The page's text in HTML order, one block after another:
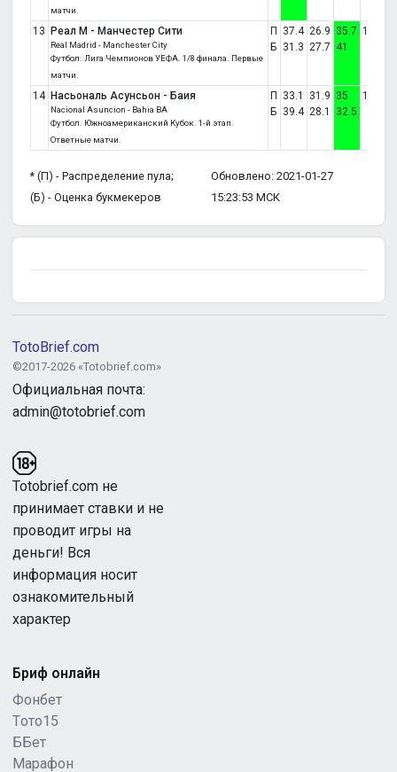
матчи.
13 Реал М - Манчестер Сити
Real Madrid - Manchester City
Футбол. Лига Чемпионов УЕФА. 1/8 финала. Первые
матчи.
П
Б
37.4
31.3
26.9
27.7
35.7
41
1:2
14 Насьональ Асунсьон - Баия
Nacional Asuncion - Bahia BA
Футбол. Южноамериканский Кубок. 1-й этап.
Ответные матчи.
П
Б
33.1
39.4
31.9
28.1
35
32.5
1:3
* (П) - Распределение пула;
(Б) - Оценка букмекеров
Обновлено: 2021-01-27
15:23:53 МСК
TotoBrief.com
©2017-2026 «Totobrief.com»
Официальная почта:
admin@totobrief.com
Totobrief.com не
принимает ставки и не
проводит игры на
деньги! Вся
информация носит
ознакомительный
характер
Бриф онлайн
Фонбет
Tото15
ББет
Марафон